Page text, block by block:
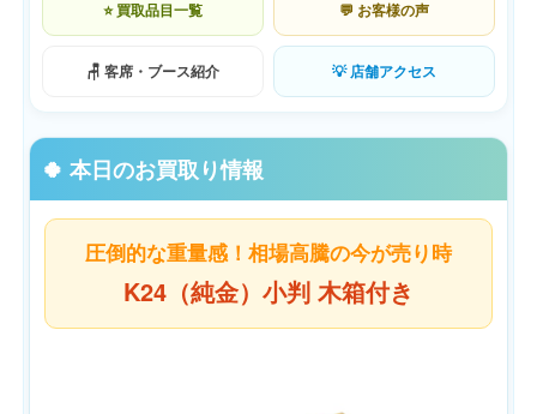
⭐ 買取品目一覧 💬 お客様の声
🪑 客席・ブース紹介 💡 店舗アクセス
🍀 本日のお買取り情報
圧倒的な重量感！相場高騰の今が売り時
K24（純金）小判 木箱付き